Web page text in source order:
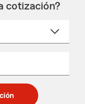
cotización?